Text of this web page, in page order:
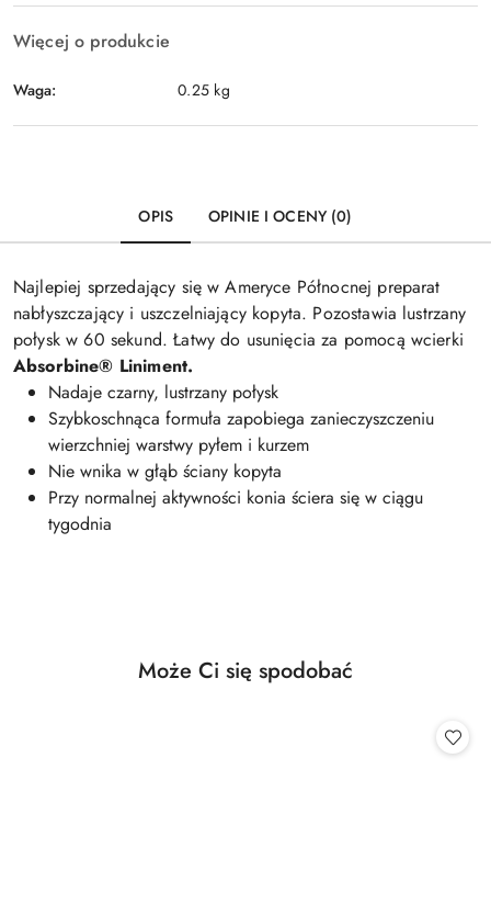
Więcej o produkcie
Waga: 0.25 kg
OPIS OPINIE I OCENY (0)
Najlepiej sprzedający się w Ameryce Północnej preparat
nabłyszczający i uszczelniający kopyta. Pozostawia lustrzany
połysk w 60 sekund. Łatwy do usunięcia za pomocą wcierki
Absorbine® Liniment.
Nadaje czarny, lustrzany połysk
Szybkoschnąca formuła zapobiega zanieczyszczeniu
wierzchniej warstwy pyłem i kurzem
Nie wnika w głąb ściany kopyta
Przy normalnej aktywności konia ściera się w ciągu
tygodnia
Pomiń karuzelę produktów
Produkty
Może Ci się spodobać